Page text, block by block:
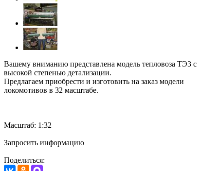
Вашему вниманию представлена модель тепловоза ТЭ3 с
высокой степенью детализации.
Предлагаем приобрести и изготовить на заказ модели
локомотивов в 32 масштабе.
Масштаб: 1:32
Запросить информацию
Поделиться: